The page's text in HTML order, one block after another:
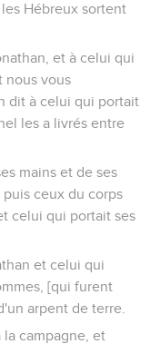
Hébreux sortent
et à celui qui
nous vous
dit à celui qui portait
les a livrés entre
mains et de ses
ceux du corps
celui qui portait ses
et celui qui
[qui furent
arpent de terre.
la campagne, et